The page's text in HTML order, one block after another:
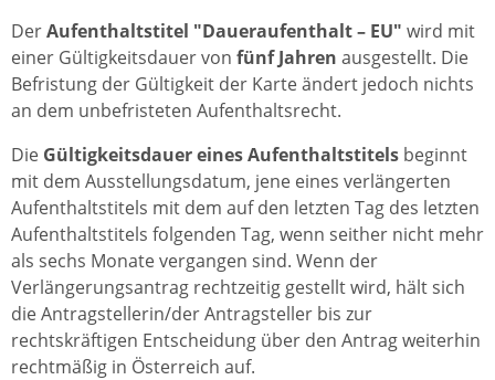
DerAufenthaltstitel "Daueraufenthalt – EU" wird mit
einer Gültigkeitsdauer von fünf Jahren ausgestellt. Die
Befristung der Gültigkeit der Karte ändert jedoch nichts
an dem unbefristeten Aufenthaltsrecht.
Die Gültigkeitsdauer eines Aufenthaltstitels beginnt
mit dem Ausstellungsdatum, jene eines verlängerten
Aufenthaltstitels mit dem auf den letzten Tag des letzten
Aufenthaltstitels folgenden Tag, wenn seither nicht mehr
als sechs Monate vergangen sind. Wenn der
Verlängerungsantrag rechtzeitig gestellt wird, hält sich
die Antragstellerin/der Antragsteller bis zur
rechtskräftigen Entscheidung über den Antrag weiterhin
rechtmäßig in Österreich auf.